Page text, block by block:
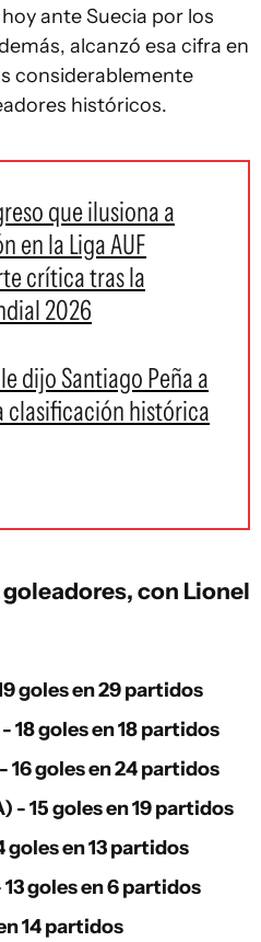
ante Suecia por los
alcanzó esa cifra en
considerablemente
históricos.
que ilusiona a
en la Liga AUF
crítica tras la
2026
dijo Santiago Peña a
clasificación histórica
con Lionel
goles en 29 partidos
18 goles en 18 partidos
16 goles en 24 partidos
- 15 goles en 19 partidos
goles en 13 partidos
goles en 6 partidos
14 partidos